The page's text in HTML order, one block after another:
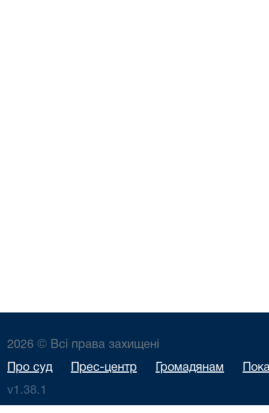
2026 © Всі права захищені
Про суд Прес-центр Громадянам
v1.38.1